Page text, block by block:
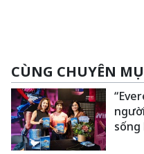
CÙNG CHUYÊN
sống